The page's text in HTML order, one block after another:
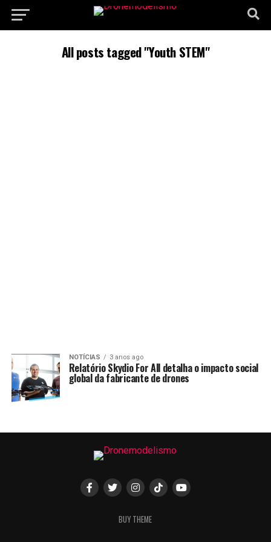
All posts tagged "Youth STEM"
NOTÍCIAS 3 anos ago
Relatório Skydio For All detalha o impacto social
global da fabricante de drones
BUY THEME